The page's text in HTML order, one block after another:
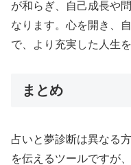
が和らぎ、自己成長や
なります。心を開き、
で、より充実した人生
まとめ
占いと夢診断は異なる
を伝えるツールですが